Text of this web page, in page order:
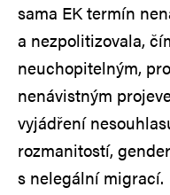
sama EK termín
a nezpolitizovala,
neuchopitelným,
nenávistným
vyjádření
rozmanitostí,
s nelegální migrací.